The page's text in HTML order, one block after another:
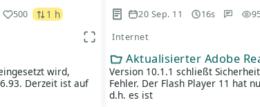
500 1 h
App Ansicht
wird,
Derzeit ist auf
20 Sep. 11 16s
Internet
Aktualisierter Adobe
Version 10.1.1 schließt
Fehler. Der Flash Player 11 hat
d.h. es ist